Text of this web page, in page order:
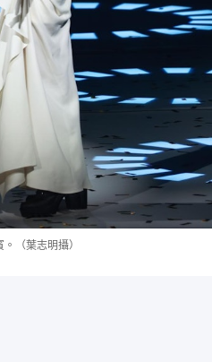
（葉志明攝）